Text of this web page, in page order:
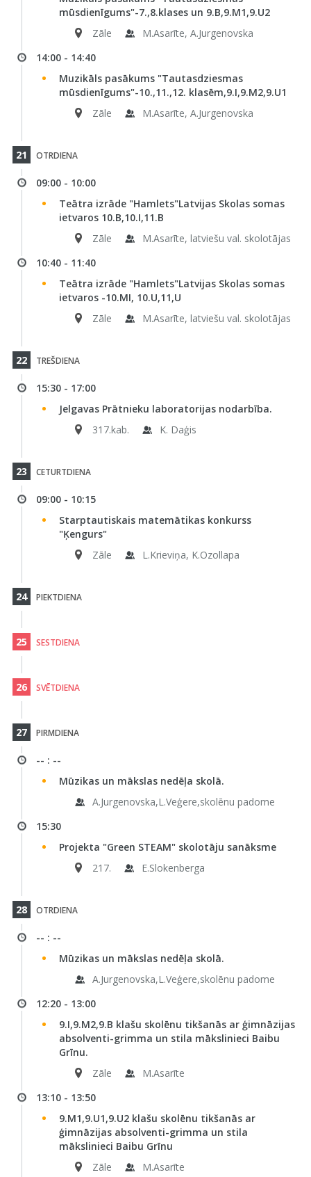
mūsdienīgums"-7.,8.klases un 9.B,9.M1,9.U2
Zāle
M.Asarīte, A.Jurgenovska
14:00 - 14:40
Muzikāls pasākums "Tautasdziesmas
mūsdienīgums"-10.,11.,12. klasēm,9.I,9.M2,9.U1
Zāle
M.Asarīte, A.Jurgenovska
21 OTRDIENA
09:00 - 10:00
Teātra izrāde "Hamlets"Latvijas Skolas somas
ietvaros 10.B,10.I,11.B
Zāle
M.Asarīte, latviešu val. skolotājas
10:40 - 11:40
Teātra izrāde "Hamlets"Latvijas Skolas somas
ietvaros -10.MI, 10.U,11,U
Zāle
M.Asarīte, latviešu val. skolotājas
22 TREŠDIENA
15:30 - 17:00
Jelgavas Prātnieku laboratorijas nodarbība.
317.kab.
K. Daģis
23 CETURTDIENA
09:00 - 10:15
Starptautiskais matemātikas konkurss
"Ķengurs"
Zāle
L.Krieviņa, K.Ozollapa
24 PIEKTDIENA
25 SESTDIENA
26 SVĒTDIENA
27 PIRMDIENA
-- : --
Mūzikas un mākslas nedēļa skolā.
A.Jurgenovska,L.Veģere,skolēnu padome
15:30
Projekta "Green STEAM" skolotāju sanāksme
217.
E.Slokenberga
28 OTRDIENA
-- : --
Mūzikas un mākslas nedēļa skolā.
A.Jurgenovska,L.Veģere,skolēnu padome
12:20 - 13:00
9.I,9.M2,9.B klašu skolēnu tikšanās ar ģimnāzijas
absolventi-grimma un stila mākslinieci Baibu
Grīnu.
Zāle
M.Asarīte
13:10 - 13:50
9.M1,9.U1,9.U2 klašu skolēnu tikšanās ar
ģimnāzijas absolventi-grimma un stila
mākslinieci Baibu Grīnu
Zāle
M.Asarīte